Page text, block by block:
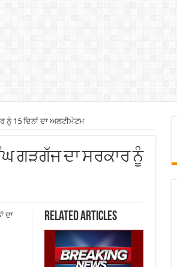
ਨੂੰ 15 ਦਿਨਾਂ ਦਾ ਅਲਟੀਮੇਟਮ
ਗੜਗੱਜ ਦਾ ਸਰਕਾਰ ਨੂੰ
Related Articles
ਦਾ